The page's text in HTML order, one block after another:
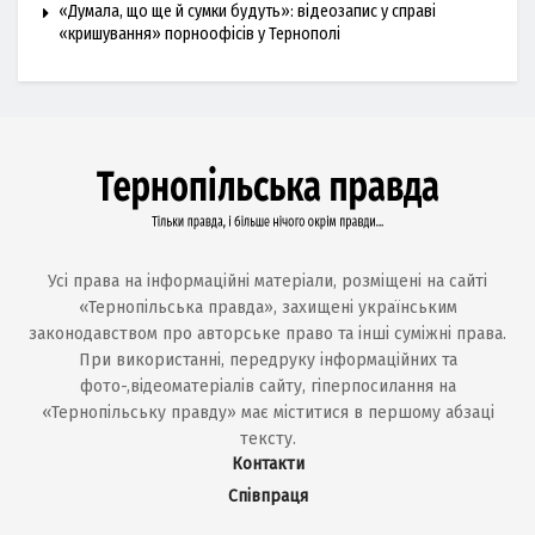
«Думала, що ще й сумки будуть»: відеозапис у справі
«кришування» порноофісів у Тернополі
Усі права на інформаційні матеріали, розміщені на сайті
«Тернопільська правда», захищені українським
законодавством про авторське право та інші суміжні права.
При використанні, передруку інформаційних та
фото-,відеоматеріалів сайту, гіперпосилання на
«Тернопільську правду» має міститися в першому абзаці
тексту.
Контакти
Співпраця